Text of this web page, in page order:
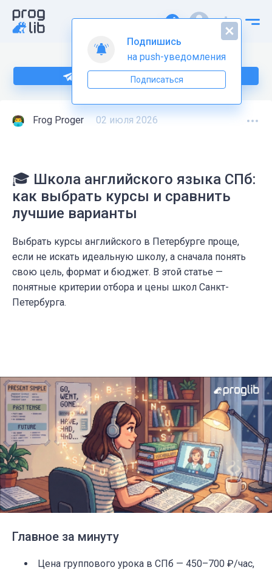
Подпишитесь на нас в Telegram
Frog Proger 02 июля 2026
🎓 Школа английского языка СПб:
как выбрать курсы и сравнить
лучшие варианты
Выбрать курсы английского в Петербурге проще,
если не искать идеальную школу, а сначала понять
свою цель, формат и бюджет. В этой статье —
понятные критерии отбора и цены школ Санкт-
Петербурга.
Главное за минуту
Цена группового урока в СПб — 450–700 ₽/час,
Подпишись
на push-уведомления
Подписаться